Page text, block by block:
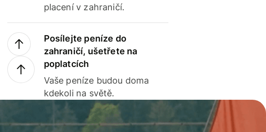
placení v zahraničí.
Posílejte peníze do
zahraničí, ušetřete na
poplatcích
Vaše peníze budou doma
kdekoli na světě.